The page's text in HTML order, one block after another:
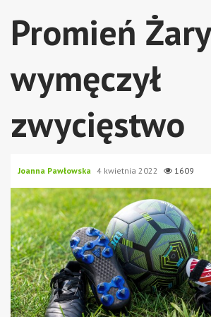
Promień Żary
wymęczył
zwycięstwo
Joanna Pawłowska 4 kwietnia 2022 1609